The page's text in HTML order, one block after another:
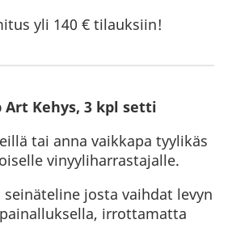
yli 140 € tilauksiin!
Kehys, 3 kpl setti
tai anna vaikkapa tyylikäs
vinyyliharrastajalle.
seinäteline josta vaihdat levyn
irrottamatta